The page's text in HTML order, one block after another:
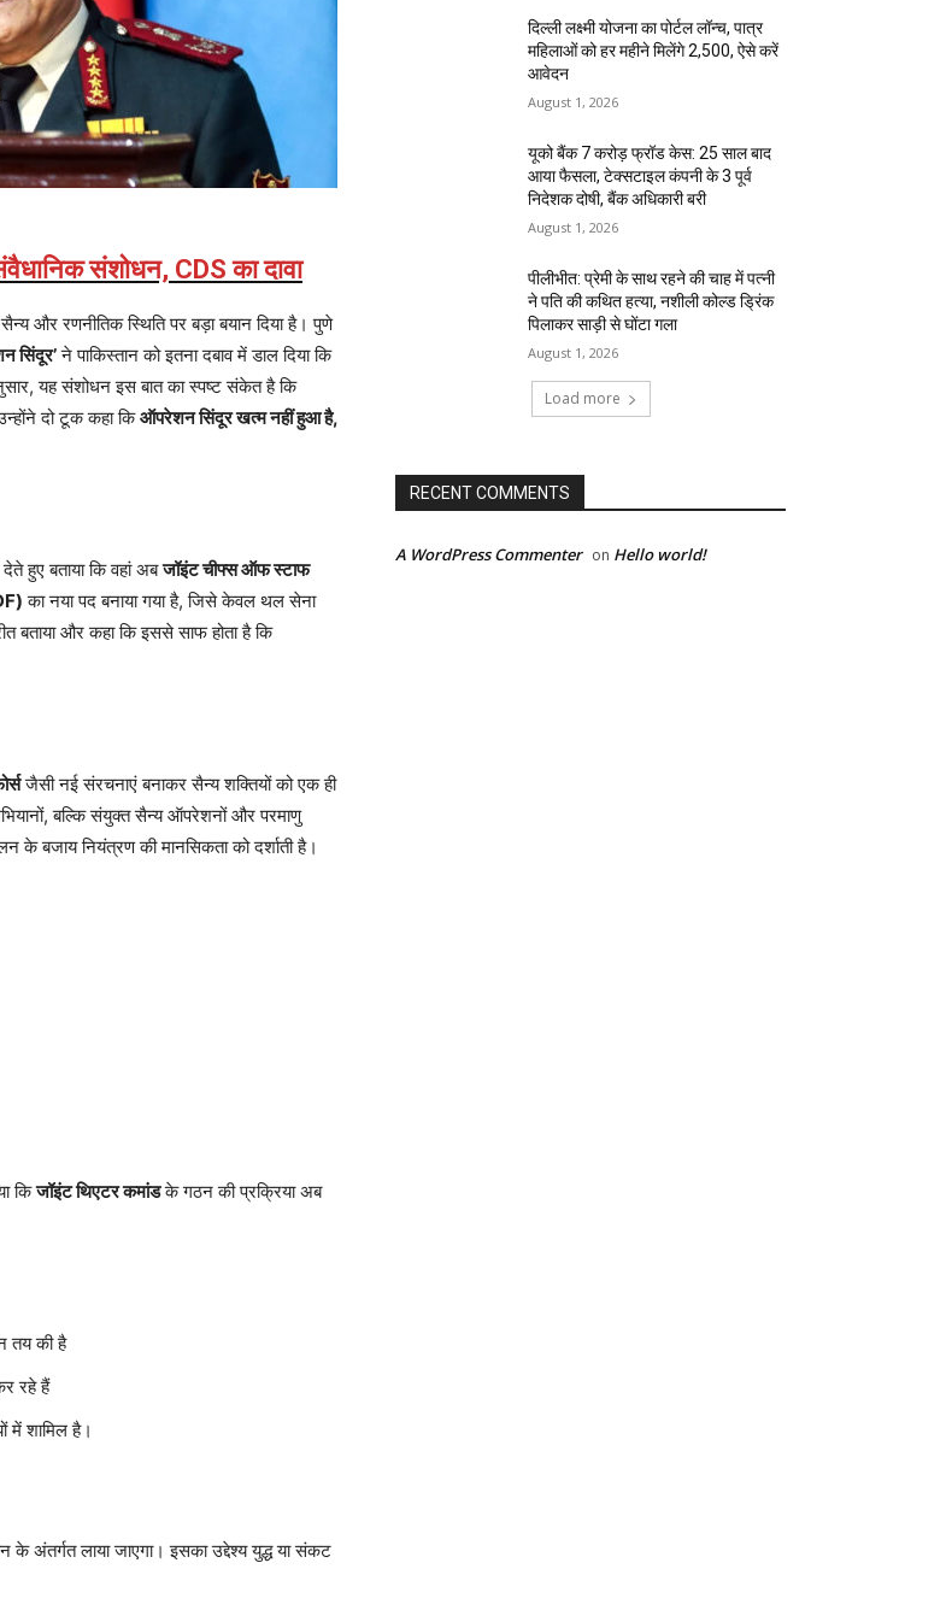
संशोधन, CDS का दावा
और रणनीतिक स्थिति पर बड़ा बयान दिया है। पुणे
सिंदूर’ने पाकिस्तान को इतना दबाव में डाल दिया कि
यह संशोधन इस बात का स्पष्ट संकेत है कि
दो टूक कहा किऑपरेशन सिंदूर खत्म नहीं हुआ है,
हुए बताया कि वहां अबजॉइंट चीफ्स ऑफ स्टाफ
का नया पद बनाया गया है, जिसे केवल थल सेना
बताया और कहा कि इससे साफ होता है कि
जैसी नई संरचनाएं बनाकर सैन्य शक्तियों को एक ही
बल्कि संयुक्त सैन्य ऑपरेशनों और परमाणु
के बजाय नियंत्रण की मानसिकता को दर्शाती है।
किजॉइंट थिएटर कमांडके गठन की प्रक्रिया अब
तय की है
रहे हैं
में शामिल है।
अंतर्गत लाया जाएगा। इसका उद्देश्य युद्ध या संकट
दिल्ली लक्ष्मी योजना का पोर्टल लॉन्च, पात्र
महिलाओं को हर महीने मिलेंगे ₹2,500, ऐसे करें
आवेदन
August 1, 2026
यूको बैंक 7 करोड़ फ्रॉड केस: 25 साल बाद
आया फैसला, टेक्सटाइल कंपनी के 3 पूर्व
निदेशक दोषी, बैंक अधिकारी बरी
August 1, 2026
पीलीभीत: प्रेमी के साथ रहने की चाह में पत्नी
ने पति की कथित हत्या, नशीली कोल्ड ड्रिंक
पिलाकर साड़ी से घोंटा गला
August 1, 2026
Load more
RECENT COMMENTS
A WordPress Commenter on Hello world!